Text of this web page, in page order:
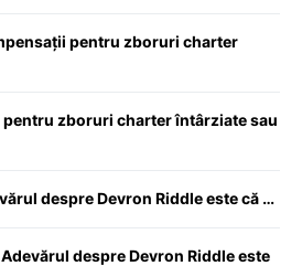
pentru zboruri charter
zboruri charter întârziate sau
despre Devron Riddle este că …
Adevărul despre Devron Riddle este